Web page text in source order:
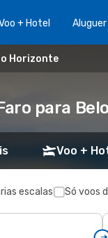
+ Hotel
Horizonte
para
Voo +
escalas Só voos